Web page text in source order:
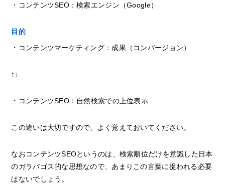
・コンテンツSEO：検索エンジン（Google）
目的
・コンテンツマーケティング：成果（コンバージョン）
↑↓
・コンテンツSEO：自然検索での上位表示
この違いは大切ですので、よく覚えておいてください。
なおコンテンツSEOというのは、検索順位だけを意識した日本
のガラパゴス的な思想なので、あまりこの言葉に捉われる必要
はないでしょう。